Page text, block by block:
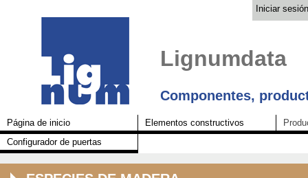
Iniciar sesión
Lignumdata
Componentes,
Página de inicio Elementos constructivos
Configurador de puertas